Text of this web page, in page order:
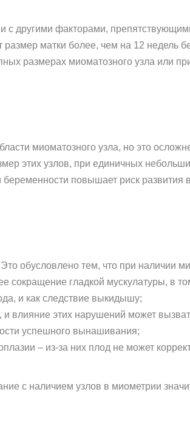
с другими факторами,
матки более, чем на 12 недель
размерах миоматозного узла или
миоматозного узла, но это
этих узлов, при единичных
повышает риск
обусловлено тем, что при наличии
гладкой мускулатуры, в
и как следствие выкидышу;
влияние этих нарушений может
успешного вынашивания;
– из-за них плод не может
с наличием узлов в миометрии